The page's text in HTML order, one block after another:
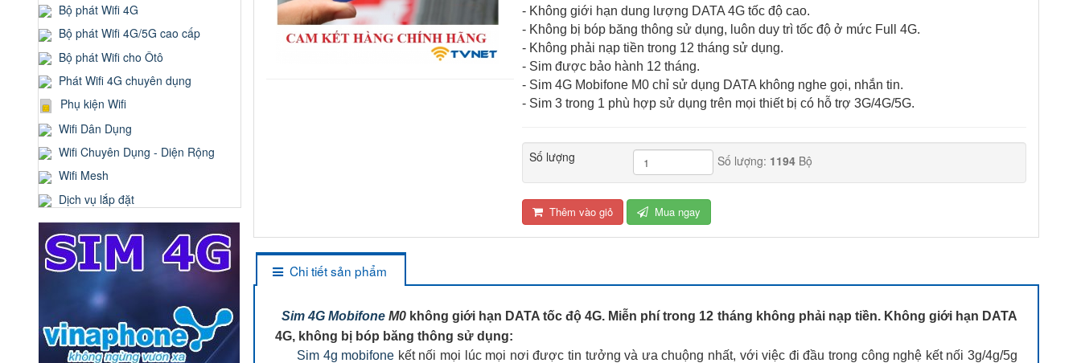
- Không giới hạn dung lượng DATA 4G tốc độ cao.
- Không bị bóp băng thông sử dụng, luôn duy trì tốc độ ở mức Full 4G.
- Không phải nạp tiền trong 12 tháng sử dụng.
- Sim được bảo hành 12 tháng.
- Sim 4G Mobifone M0 chỉ sử dụng DATA không nghe gọi, nhắn tin.
- Sim 3 trong 1 phù hợp sử dụng trên mọi thiết bị có hỗ trợ 3G/4G/5G.
Số lượng Số lượng: 1194Bộ
Thêm vào giỏ Mua ngay
Chi tiết sản phẩm
Sim 4G Mobifone M0không giới hạn DATA tốc độ 4G. Miễn phí trong 12 tháng không phải nạp tiền. Không giới hạn DATA
4G, không bị bóp băng thông sử dụng:
Sim 4g mobifone kết nối mọi lúc mọi nơi được tin tưởng và ưa chuộng nhất, với việc đi đầu trong công nghệ kết nối 3g/4g/5g
Bộ phát Wifi 4G
Bộ phát Wifi 4G/5G cao cấp
Bộ phát Wifi cho Ôtô
Phát Wifi 4G chuyên dụng
Phụ kiện Wifi
Wifi Dân Dụng
Wifi Chuyên Dụng - Diện Rộng
Wifi Mesh
Dịch vụ lắp đặt